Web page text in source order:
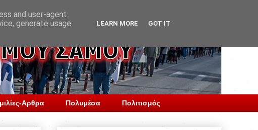
Αρθρα Πολυμέσα Πολιτισμός
and user-agent
generate usage
LEARN MORE GOT IT